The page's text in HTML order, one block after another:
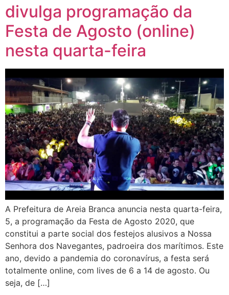
divulga programação da
Festa de Agosto (online)
nesta quarta-feira
A Prefeitura de Areia Branca anuncia nesta quarta-feira,
5, a programação da Festa de Agosto 2020, que
constitui a parte social dos festejos alusivos a Nossa
Senhora dos Navegantes, padroeira dos marítimos. Este
ano, devido a pandemia do coronavírus, a festa será
totalmente online, com lives de 6 a 14 de agosto. Ou
seja, de […]